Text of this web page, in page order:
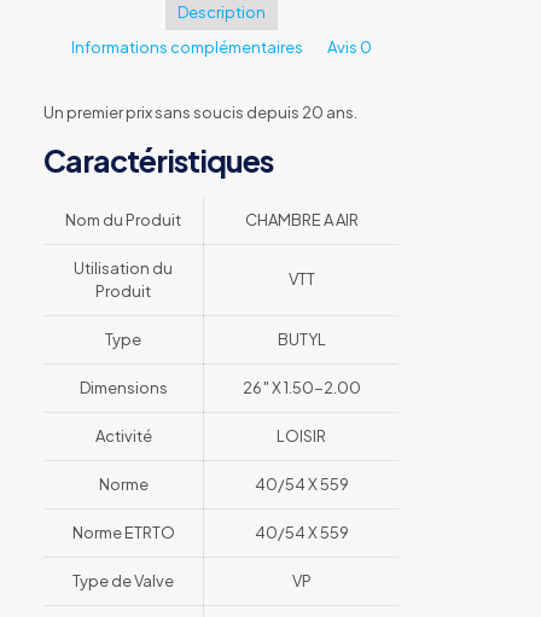
Description
Informations complémentaires
Avis 0
Un premier prix sans soucis depuis 20 ans.
Caractéristiques
Nom du Produit CHAMBRE A AIR
Utilisation du
Produit
VTT
Type BUTYL
Dimensions 26″ X 1.50-2.00
Activité LOISIR
Norme 40/54 X 559
Norme ETRTO 40/54 X 559
Type de Valve VP